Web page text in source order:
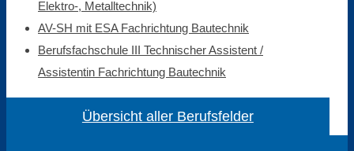
Elektro-, Metalltechnik)
AV-SH mit ESA Fachrichtung Bautechnik
Berufsfachschule III Technischer Assistent /
Assistentin Fachrichtung Bautechnik
Übersicht aller Berufsfelder